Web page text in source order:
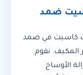
ضمد
كاسيت في ضمد
المكيف. نقوم
الأوساخ